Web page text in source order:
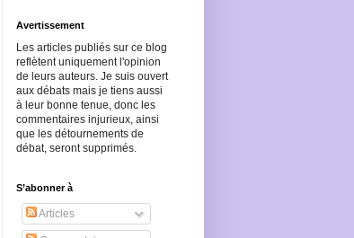
Avertissement
Les articles publiés sur ce blog
reflètent uniquement l'opinion
de leurs auteurs. Je suis ouvert
aux débats mais je tiens aussi
à leur bonne tenue, donc les
commentaires injurieux, ainsi
que les détournements de
débat, seront supprimés.
S’abonner à
Articles